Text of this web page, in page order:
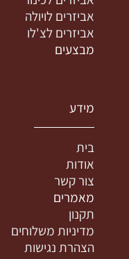
אביזרים לויולה
אביזרים לצ'לו
מבצעים
מידע
בית
אודות
צור קשר
מאמרים
תקנון
מדיניות משלוחים
הצהרת נגישות